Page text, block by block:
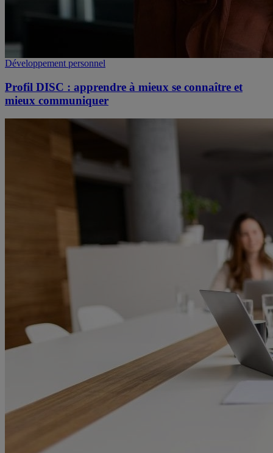
Développement personnel
Profil DISC : apprendre à mieux se connaître et
mieux communiquer